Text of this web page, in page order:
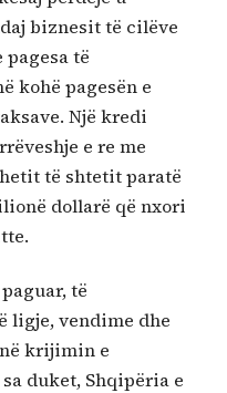
biznesit të cilëve
të
kohë pagesën e
Një kredi
e re me
të shtetit paratë
dollarë që nxori
të
ligje, vendime dhe
krijimin e
duket, Shqipëria e